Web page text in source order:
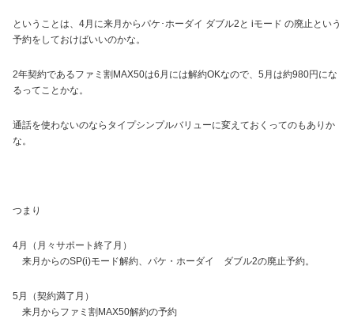
ということは、4月に来月からパケ･ホーダイ ダブル2と iモード の廃止という
予約をしておけばいいのかな。
2年契約であるファミ割MAX50は6月には解約OKなので、5月は約980円にな
るってことかな。
通話を使わないのならタイプシンプルバリューに変えておくってのもありか
な。
つまり
4月（月々サポート終了月）
来月からのSP(i)モード解約、パケ・ホーダイ ダブル2の廃止予約。
5月（契約満了月）
来月からファミ割MAX50解約の予約